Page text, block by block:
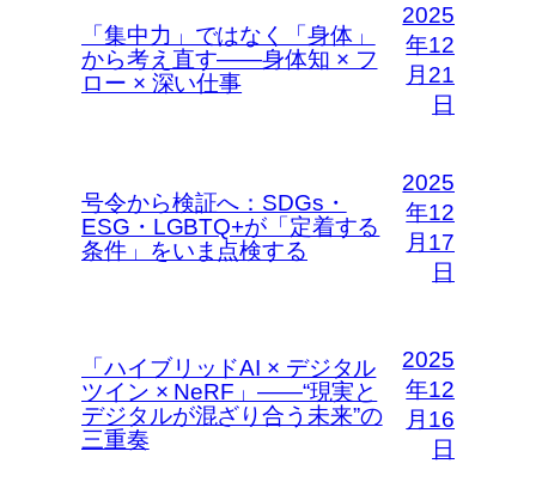
「集中力」ではなく「身体」
から考え直す――身体知 × フ
ロー × 深い仕事
2025
年12
月21
日
号令から検証へ：SDGs・
ESG・LGBTQ+が「定着する
条件」をいま点検する
2025
年12
月17
日
「ハイブリッドAI × デジタル
ツイン × NeRF」――“現実と
デジタルが混ざり合う未来”の
三重奏
2025
年12
月16
日